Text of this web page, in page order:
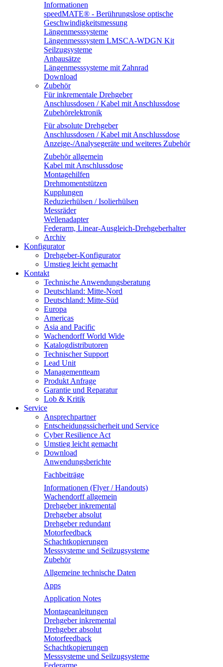
Informationen
speedMATE® - Berührungslose optische
Geschwindigkeitsmessung
Längenmesssysteme
Längenmesssystem LMSCA-WDGN Kit
Seilzugsysteme
Anbausätze
Längenmesssysteme mit Zahnrad
Download
Zubehör
Für inkrementale Drehgeber
Anschlussdosen / Kabel mit Anschlussdose
Zubehörelektronik
Für absolute Drehgeber
Anschlussdosen / Kabel mit Anschlussdose
Anzeige-/Analysegeräte und weiteres Zubehör
Zubehör allgemein
Kabel mit Anschlussdose
Montagehilfen
Drehmomentstützen
Kupplungen
Reduzierhülsen / Isolierhülsen
Messräder
Wellenadapter
Federarm, Linear-Ausgleich-Drehgeberhalter
Archiv
Konfigurator
Drehgeber-Konfigurator
Umstieg leicht gemacht
Kontakt
Technische Anwendungsberatung
Deutschland: Mitte-Nord
Deutschland: Mitte-Süd
Europa
Americas
Asia and Pacific
Wachendorff World Wide
Katalogdistributoren
Technischer Support
Lead Unit
Managementteam
Produkt Anfrage
Garantie und Reparatur
Lob & Kritik
Service
Ansprechpartner
Entscheidungssicherheit und Service
Cyber Resilience Act
Umstieg leicht gemacht
Download
Anwendungsberichte
Fachbeiträge
Informationen (Flyer / Handouts)
Wachendorff allgemein
Drehgeber inkremental
Drehgeber absolut
Drehgeber redundant
Motorfeedback
Schachtkopierungen
Messsysteme und Seilzugsysteme
Zubehör
Allgemeine technische Daten
Apps
Application Notes
Montageanleitungen
Drehgeber inkremental
Drehgeber absolut
Motorfeedback
Schachtkopierungen
Messsysteme und Seilzugsysteme
Federarme